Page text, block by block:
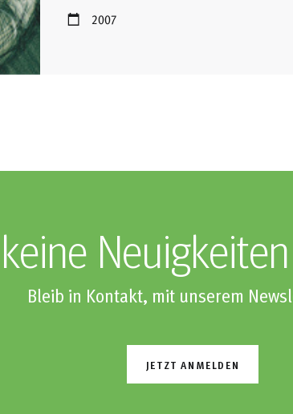
weit entfernt von Plaisierrouten - steile
2007
Bleib in Kontakt, mit unserem
JETZT ANMELDEN